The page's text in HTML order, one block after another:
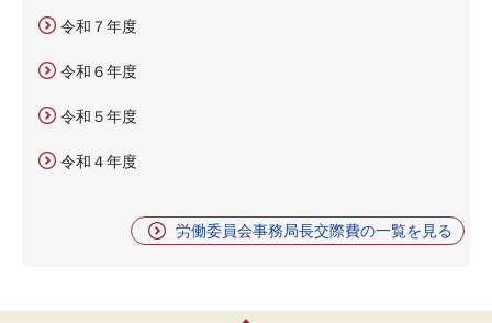
令和７年度
令和６年度
令和５年度
令和４年度
労働委員会事務局長交際費の一覧を見る